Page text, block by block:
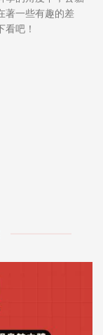
著一些有趣的差
吧！